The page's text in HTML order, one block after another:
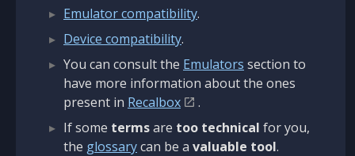
Emulator compatibility.
Device compatibility.
You can consult the Emulators section to
have more information about the ones
present in Recalbox
.
If some termsare too technical for you,
the glossarycan be a valuable tool.